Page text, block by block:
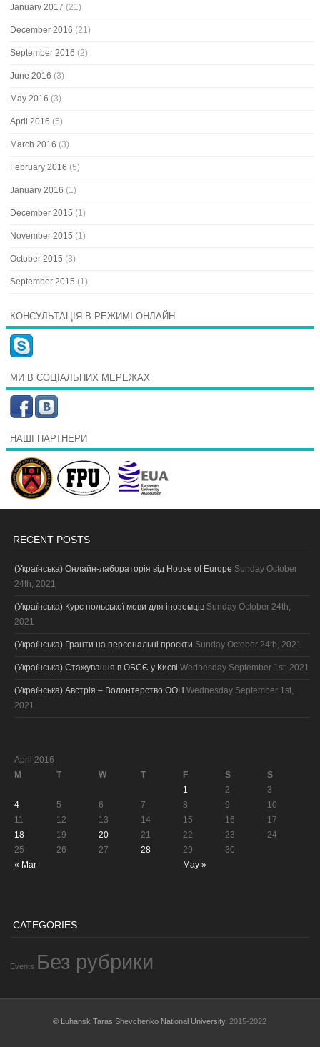
January 2017 (21)
December 2016 (21)
September 2016 (2)
June 2016 (3)
May 2016 (3)
April 2016 (5)
March 2016 (3)
February 2016 (5)
January 2016 (1)
December 2015 (1)
November 2015 (1)
October 2015 (3)
September 2015 (1)
КОНСУЛЬТАЦІЯ В РЕЖИМІ ОНЛАЙН
МИ В СОЦІАЛЬНИХ МЕРЕЖАХ
НАШІ ПАРТНЕРИ
RECENT POSTS
(Українська) Онлайн-лабораторія від House of Europe Sunday October
24th, 2021
(Українська) Курс польської мови для іноземців Sunday October 24th,
2021
(Українська) Гранти на персональні проєкти Sunday October 24th, 2021
(Українська) Стажування в ОБСЄ у Києві Wednesday September 1st, 2021
(Українська) Австрія – Волонтерство ООН Wednesday September 1st,
2021
April 2016
M
T W T F S S
« Mar May »
1 2
3
4
5 6 7 8 9
10
11
12 13 14 15 16
17
18
19 20 21 22 23
24
25
26 27 28 29 30
CATEGORIES
Events Без рубрики
© Luhansk Taras Shevchenko National University, 2015-2022